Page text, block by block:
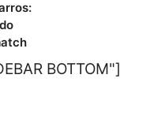
BOTTOM"]